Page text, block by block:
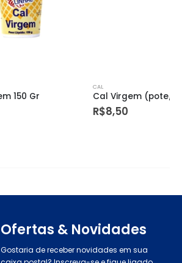
Cal Virgem (pote/pct) 300g
Ofertas & Novidades
Gostaria de receber novidades em sua